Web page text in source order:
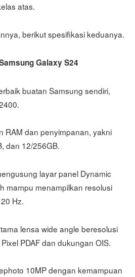
atas.
berikut spesifikasi keduanya.
Galaxy S24
buatan Samsung sendiri,
RAM dan penyimpanan, yakni
dan 12/256GB.
layar panel Dynamic
mampu menampilkan resolusi
Hz.
lensa wide angle beresolusi
PDAF dan dukungan OIS.
10MP dengan kemampuan